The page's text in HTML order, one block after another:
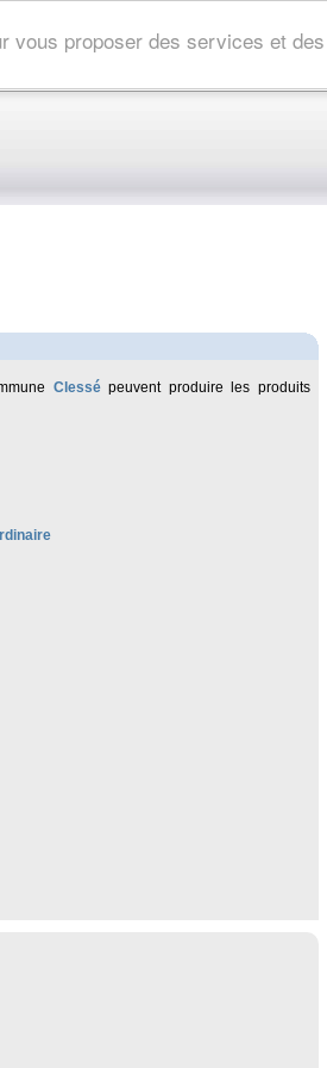
vous proposer des services et
Clessépeuvent produire les produits